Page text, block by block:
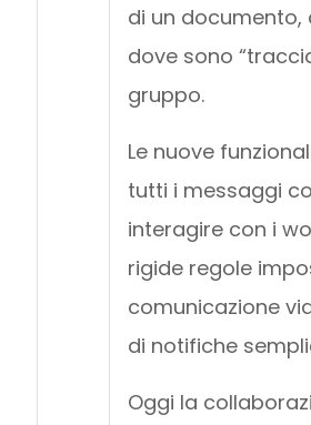
di un documento,
dove sono
gruppo.
Le nuove
tutti i messaggi
interagire con i
rigide regole
comunicazione
di notifiche
Oggi la